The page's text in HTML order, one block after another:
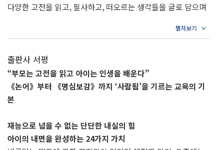
독讀_소리 내어 읽는 책은 내 것이 된다
서書_재미있는 책보다 의미 있는 책이 귀하다
실實_내 손으로 배운 것이 더 오래 남는다
획劃_태산도 쪼개면 티끌이 된다
주석
다양한 고전을 읽고, 필사하고, 떠오르는 생각들을 글로 담으며
스럽게 아이 교육에 연결하게 되었고, 그 과정에서 아이와 함께
은 지점들을 정리한 이 책이, 오늘을 함께 살아가는 부모들에게
자녀교육의 방향을 찾는 계기가 되길 바란다.
지은 책으로 《어른의 새벽》, 《아이와 찾은 한자, 한 단어 마
음 공부》가 있다.
출판사 서평
“부모는 고전을 읽고 아이는 인생을 배운다”
《논어》부터 《명심보감》까지 ‘사람됨’을 기르는 교육의 기
본
재능으로 넘을 수 없는 단단한 내실의 힘
아이의 내면을 완성하는 24가지 가치